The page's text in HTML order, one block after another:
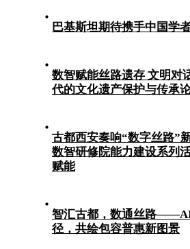
巴基斯坦期待携手中国学
数智赋能丝路遗存 文明
代的文化遗产保护与传承
古都西安奏响“数字丝路”
数智研修院能力建设系列
赋能
智汇古都，数通丝路
径，共绘包容普惠新图景